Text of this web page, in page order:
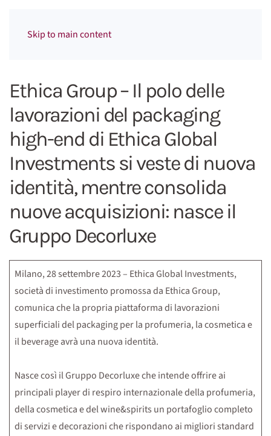
Skip to main content
Ethica Group – Il polo delle
lavorazioni del packaging
high-end di Ethica Global
Investments si veste di nuova
identità, mentre consolida
nuove acquisizioni: nasce il
Gruppo Decorluxe
Milano, 28 settembre 2023 – Ethica Global Investments,
società di investimento promossa da Ethica Group,
comunica che la propria piattaforma di lavorazioni
superficiali del packaging per la profumeria, la cosmetica e
il beverage avrà una nuova identità.
Nasce così il Gruppo Decorluxe che intende offrire ai
principali player di respiro internazionale della profumeria,
della cosmetica e del wine&spirits un portafoglio completo
di servizi e decorazioni che rispondano ai migliori standard